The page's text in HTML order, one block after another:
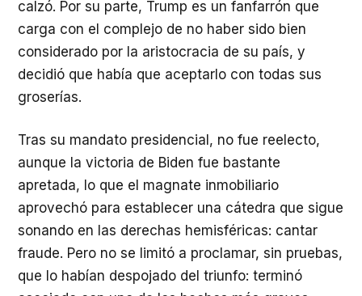
calzó. Por su parte, Trump es un fanfarrón que
carga con el complejo de no haber sido bien
considerado por la aristocracia de su país, y
decidió que había que aceptarlo con todas sus
groserías.
Tras su mandato presidencial, no fue reelecto,
aunque la victoria de Biden fue bastante
apretada, lo que el magnate inmobiliario
aprovechó para establecer una cátedra que sigue
sonando en las derechas hemisféricas: cantar
fraude. Pero no se limitó a proclamar, sin pruebas,
que lo habían despojado del triunfo: terminó